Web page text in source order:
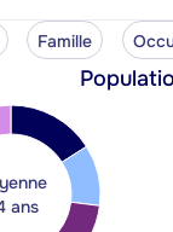
Famille
ans